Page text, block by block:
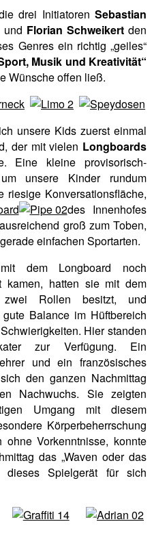
drei Initiatoren Sebastian
und Florian Schweikertden
Genres ein richtig „geiles“
Musik und Kreativität“
Wünsche offen ließ.
unsere Kids zuerst einmal
der mit vielen Longboards
Eine kleine provisorisch-
unsere Kinder rundum
Konversationsfläche,
des Innenhofes
groß zum Toben,
einfachen Sportarten.
dem Longboard noch
kamen, hatten sie mit dem
Rollen besitzt, und
Balance im Hüftbereich
Hier standen
zur Verfügung. Ein
und ein französisches
den ganzen Nachmittag
Nachwuchs. Sie zeigten
Umgang mit diesem
Körperbeherrschung
ohne Vorkenntnisse, konnte
das „Waven oder das
dieses Spielgerät für sich